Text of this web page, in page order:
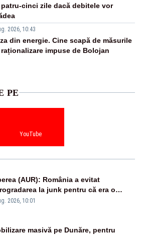
cinci zile dacă debitele vor
2026, 10:43
din energie. Cine scapă de măsurile
impuse de Bolojan
PE
YouTube
(AUR): România a evitat
la junk pentru că era o
pentru bănci și fondurile de
2026, 10:01
masivă pe Dunăre, pentru